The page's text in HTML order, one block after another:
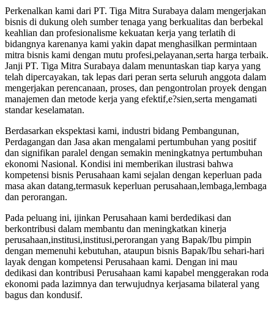
Perkenalkan kami dari PT. Tiga Mitra Surabaya dalam mengerjakan
bisnis di dukung oleh sumber tenaga yang berkualitas dan berbekal
keahlian dan profesionalisme kekuatan kerja yang terlatih di
bidangnya karenanya kami yakin dapat menghasilkan permintaan
mitra bisnis kami dengan mutu profesi,pelayanan,serta harga terbaik.
Janji PT. Tiga Mitra Surabaya dalam menuntaskan tiap karya yang
telah dipercayakan, tak lepas dari peran serta seluruh anggota dalam
mengerjakan perencanaan, proses, dan pengontrolan proyek dengan
manajemen dan metode kerja yang efektif,e?sien,serta mengamati
standar keselamatan.
Berdasarkan ekspektasi kami, industri bidang Pembangunan,
Perdagangan dan Jasa akan mengalami pertumbuhan yang positif
dan signifikan paralel dengan semakin meningkatnya pertumbuhan
ekonomi Nasional. Kondisi ini memberikan ilustrasi bahwa
kompetensi bisnis Perusahaan kami sejalan dengan keperluan pada
masa akan datang,termasuk keperluan perusahaan,lembaga,lembaga
dan perorangan.
Pada peluang ini, ijinkan Perusahaan kami berdedikasi dan
berkontribusi dalam membantu dan meningkatkan kinerja
perusahaan,institusi,institusi,perorangan yang Bapak/Ibu pimpin
dengan memenuhi kebutuhan, ataupun bisnis Bapak/Ibu sehari-hari
layak dengan kompetensi Perusahaan kami. Dengan ini mau
dedikasi dan kontribusi Perusahaan kami kapabel menggerakan roda
ekonomi pada lazimnya dan terwujudnya kerjasama bilateral yang
bagus dan kondusif.